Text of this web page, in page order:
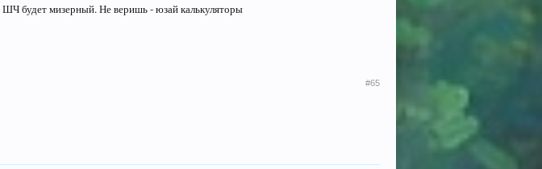
ШЧ будет мизерный. Не веришь - юзай калькуляторы
#65